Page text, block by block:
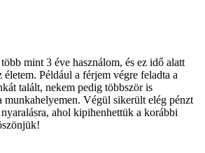
mint 3 éve használom, és ez idő alatt
életem. Például a férjem végre feladta a
talált, nekem pedig többször is
munkahelyemen. Végül sikerült elég pénzt
ahol kipihenhettük a korábbi